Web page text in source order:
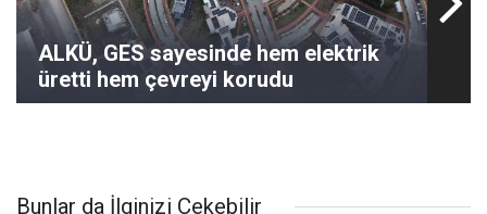
ALKÜ, GES sayesinde hem elektrik
üretti hem çevreyi korudu
Bunlar da İlginizi Çekebilir